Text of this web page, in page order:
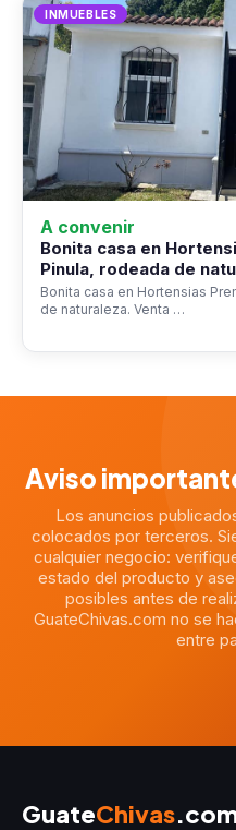
INMUEBLES
A convenir
Bonita casa en
Pinula, rodeada de
Bonita casa en Hortensias
de naturaleza. Venta …
Aviso
Los anuncios
colocados por terceros.
cualquier negocio:
estado del producto y
posibles antes de
GuateChivas.com no se
entre
GuateChivas